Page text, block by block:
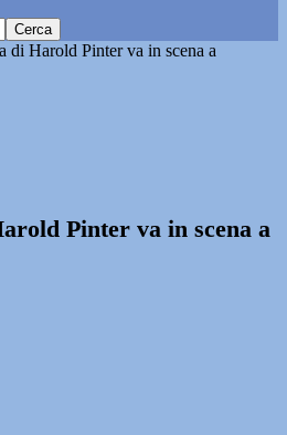
di Harold Pinter va in scena a
Pinter va in scena a